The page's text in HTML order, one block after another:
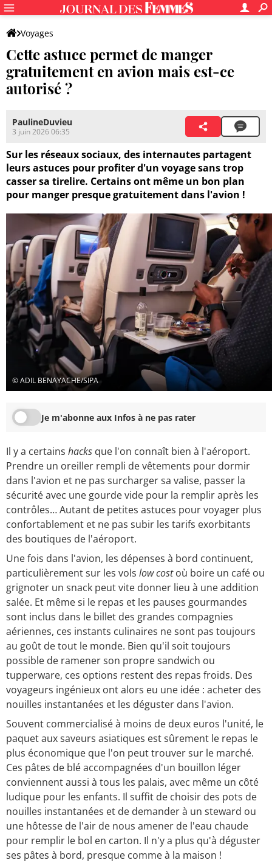
Voyages
Cette astuce permet de manger
gratuitement en avion mais est-ce
autorisé ?
PaulineDuvieu
3 juin 2026 06:35
Sur les réseaux sociaux, des internautes partagent
leurs astuces pour profiter d'un voyage sans trop
casser sa tirelire. Certains ont même un bon plan
pour manger presque gratuitement dans l'avion !
© ADIL BENAYACHE/SIPA
Je m'abonne aux Infos à ne pas rater
Il y a certains hacks que l'on connaît bien à l'aéroport.
Prendre un oreiller rempli de vêtements pour dormir
dans l'avion et ne pas surcharger sa valise, passer la
sécurité avec une gourde vide pour la remplir après les
contrôles… Autant de petites astuces pour voyager plus
confortablement et ne pas subir les tarifs exorbitants
des boutiques de l'aéroport.
Une fois dans l'avion, les dépenses à bord continuent,
particulièrement sur les vols low costoù boire un café ou
grignoter un snack peut vite donner lieu à une addition
salée. Et même si le repas et les pauses gourmandes
sont inclus dans le billet des grandes compagnies
aériennes, ces instants culinaires ne sont pas toujours
au goût de tout le monde. Bien qu'il soit toujours
possible de ramener son propre sandwich ou
tupperware, ces options restent des repas froids. Des
voyageurs ingénieux ont alors eu une idée : acheter des
nouilles instantanées et les déguster dans l'avion.
Souvent commercialisé à moins de deux euros l'unité, le
paquet aux saveurs asiatiques est sûrement le repas le
plus économique que l'on peut trouver sur le marché.
Ces pâtes de blé accompagnées d'un bouillon léger
conviennent aussi à tous les palais, avec même un côté
ludique pour les enfants. Il suffit de choisir des pots de
nouilles instantanées et de demander à un steward ou
une hôtesse de l'air de nous amener de l'eau chaude
pour remplir le bol en carton. Il n'y a plus qu'à déguster
ses pâtes à bord, presque comme à la maison !